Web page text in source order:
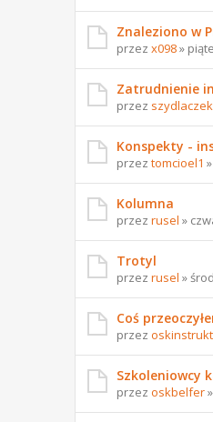
Znaleziono w
przez x098»
Zatrudnienie
przez szydlaczek
Konspekty -
przez tomcioel1
Kolumna
przez rusel »
Trotyl
przez rusel »
Coś
przez
Szkoleniowcy
przez oskbelfer